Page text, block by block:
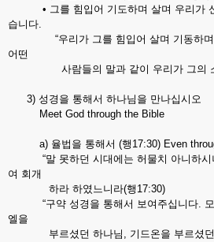
• 그를 힘입어 기도하며 살며 우리가 신
습니다.
“우리가 그를 힘입어 살며 기동하며
어떤
사람들의 말과 같이 우리가 그의 소
3) 성경을 통해서 하나님을 만나십시오
Meet God through the Bible
a) 율법을 통해서 (행17:30) Even
“말 못하던 시대에는 허물치 아니하시
여 회개
하라 하였느니라(행17:30)
“구약 성경을 통해서 보여주십니다. 모
엘을
부르셨던 하나님, 기드온을 부르셨던